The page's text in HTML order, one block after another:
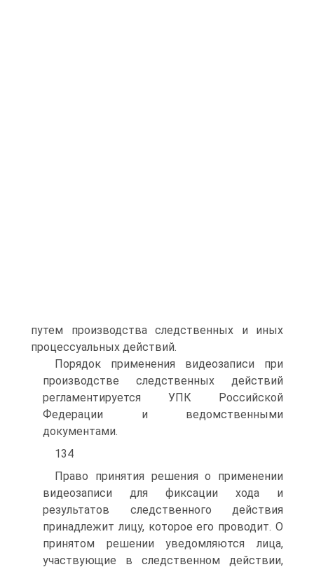
путем производства следственных и иных
процессуальных действий.
Порядок применения видеозаписи при
производстве следственных действий
регламентируется УПК Российской
Федерации и ведомственными
документами.
134
Право принятия решения о применении
видеозаписи для фиксации хода и
результатов следственного действия
принадлежит лицу, которое его проводит. О
принятом решении уведомляются лица,
участвующие в следственном действии,